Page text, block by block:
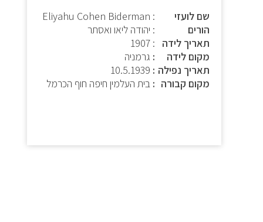
שם לועזי
: Eliyahu Cohen Biderman
הורים
: יהודה ליאו ואסתר
תאריך לידה
: 1907
מקום לידה
גרמניה
תאריך נפילה
10.5.1939
מקום קבורה
בית העלמין חיפה חוף הכרמל